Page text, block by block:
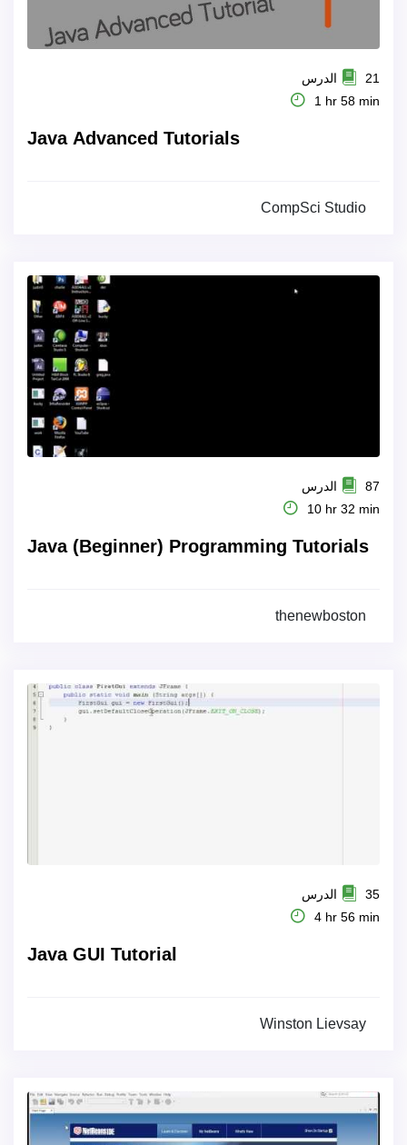
21 الدرس
1 hr 58 min
Java Advanced Tutorials
CompSci Studio
87 الدرس
10 hr 32 min
Java (Beginner) Programming Tutorials
thenewboston
35 الدرس
4 hr 56 min
Java GUI Tutorial
Winston Lievsay